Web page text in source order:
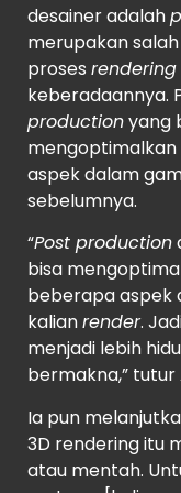
desainer adalah
merupakan
proses rendering
keberadaannya.
productionyang
aspek dalam
sebelumnya.
“Post production
bisa
beberapa aspek
kalianrender.
menjadi lebih
bermakna,” tutur
Ia pun
3D rendering itu
atau mentah.